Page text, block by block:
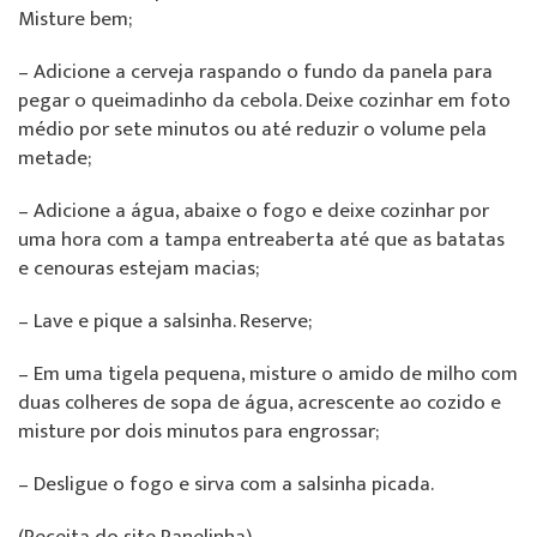
Misture bem;
– Adicione a cerveja raspando o fundo da panela para
pegar o queimadinho da cebola. Deixe cozinhar em foto
médio por sete minutos ou até reduzir o volume pela
metade;
– Adicione a água, abaixe o fogo e deixe cozinhar por
uma hora com a tampa entreaberta até que as batatas
e cenouras estejam macias;
– Lave e pique a salsinha. Reserve;
– Em uma tigela pequena, misture o amido de milho com
duas colheres de sopa de água, acrescente ao cozido e
misture por dois minutos para engrossar;
– Desligue o fogo e sirva com a salsinha picada.